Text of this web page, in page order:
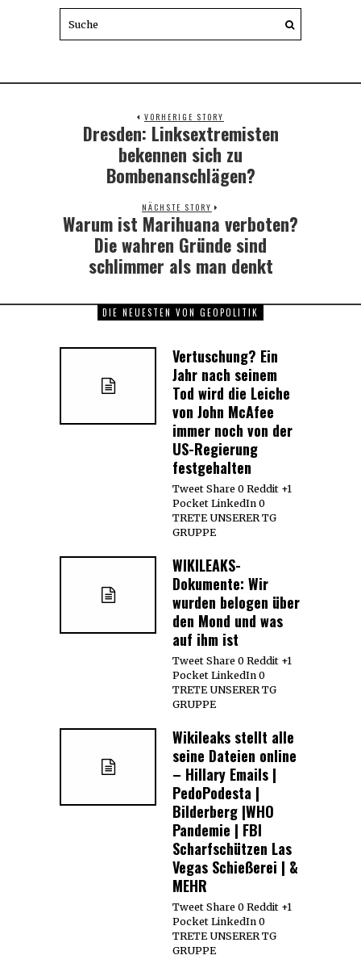
VORHERIGE STORY
Previous
post:
Dresden: Linksextremisten
bekennen sich zu
Bombenanschlägen?
NÄCHSTE STORY
Next
post:
Warum ist Marihuana verboten?
Die wahren Gründe sind
schlimmer als man denkt
DIE NEUESTEN VON GEOPOLITIK
Vertuschung? Ein
Jahr nach seinem
Tod wird die Leiche
von John McAfee
immer noch von der
US-Regierung
festgehalten
Tweet Share 0 Reddit +1
Pocket LinkedIn 0
TRETE UNSERER TG
GRUPPE
WIKILEAKS-
Dokumente: Wir
wurden belogen über
den Mond und was
auf ihm ist
Tweet Share 0 Reddit +1
Pocket LinkedIn 0
TRETE UNSERER TG
GRUPPE
Wikileaks stellt alle
seine Dateien online
– Hillary Emails |
PedoPodesta |
Bilderberg |WHO
Pandemie | FBI
Scharfschützen Las
Vegas Schießerei | &
MEHR
Tweet Share 0 Reddit +1
Pocket LinkedIn 0
TRETE UNSERER TG
GRUPPE